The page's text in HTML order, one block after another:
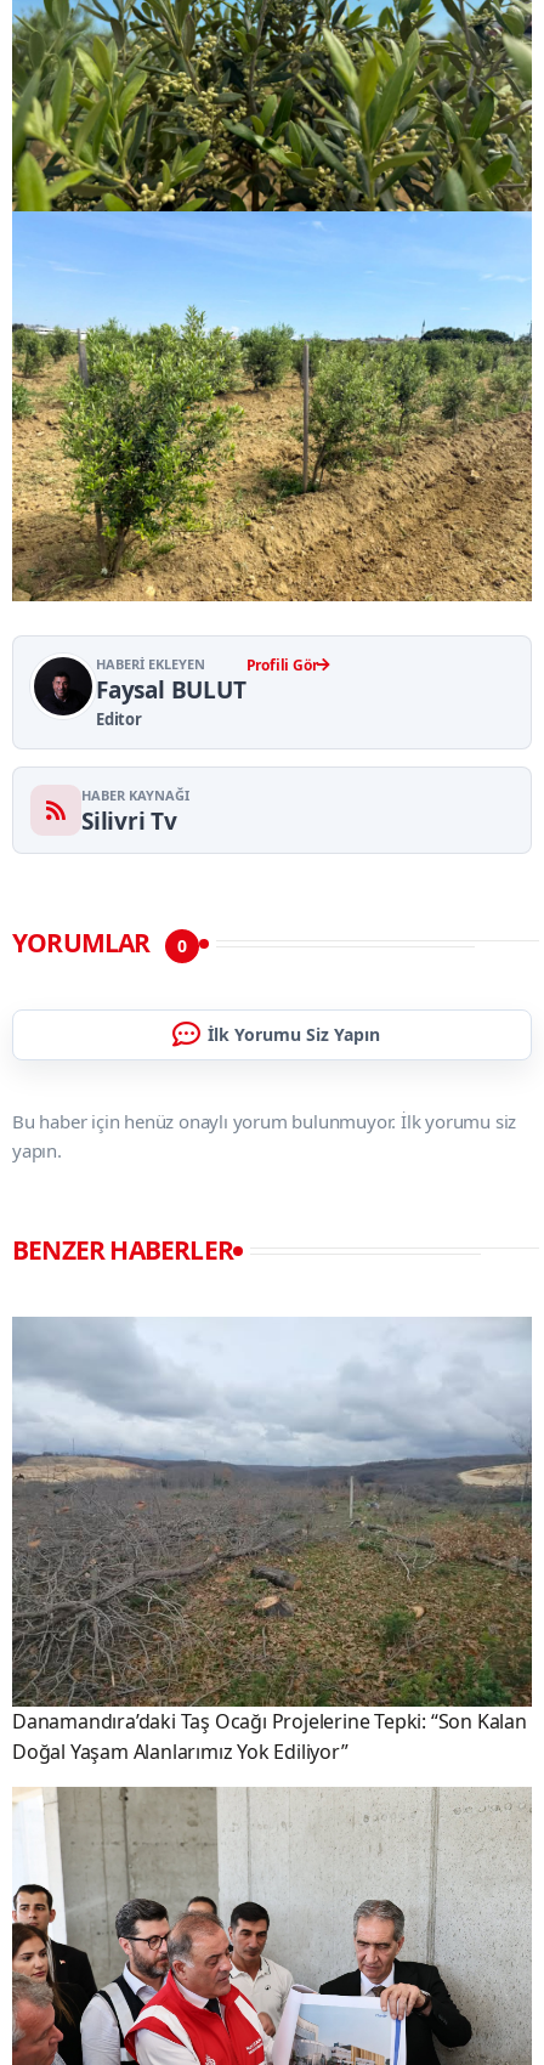
HABERI EKLEYEN
Faysal BULUT
Editor
Profili Gör
HABER KAYNAĞI
Silivri Tv
YORUMLAR 0
İlk Yorumu Siz Yapın
Bu haber için henüz onaylı yorum bulunmuyor. İlk yorumu siz
yapın.
BENZER HABERLER
Danamandıra’daki Taş Ocağı Projelerine Tepki: “Son Kalan
Doğal Yaşam Alanlarımız Yok Ediliyor”